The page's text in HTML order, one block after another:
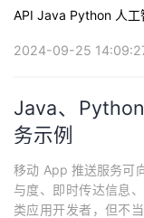
示例。还提及该服务
简集成是 API 集成管
API Java Python 人
2024-09-25
Java、
务示例
移动 App 推送服务可
与度、即时传达信息
类应用开发者，但不